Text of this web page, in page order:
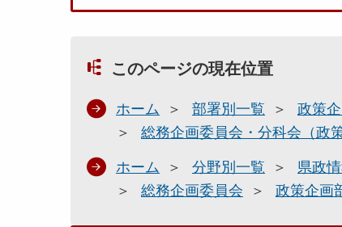
このページの現在位置
ホーム 部署別一覧 政策
総務企画委員会・分科会（政
ホーム 分野別一覧 県政
総務企画委員会
政策企画